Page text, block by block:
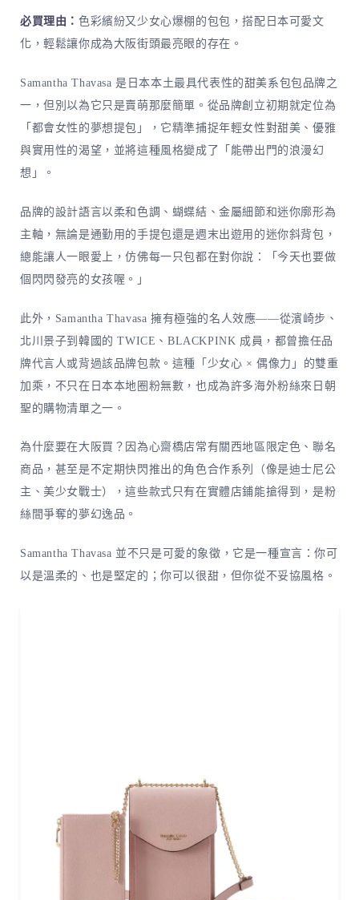
必買理由： 色彩繽紛又少女心爆棚的包包，搭配日本可愛文
化，輕鬆讓你成為大阪街頭最亮眼的存在。
Samantha Thavasa 是日本本土最具代表性的甜美系包包品牌之
一，但別以為它只是賣萌那麼簡單。從品牌創立初期就定位為
「都會女性的夢想提包」，它精準捕捉年輕女性對甜美、優雅
與實用性的渴望，並將這種風格變成了「能帶出門的浪漫幻
想」。
品牌的設計語言以柔和色調、蝴蝶結、金屬細節和迷你廓形為
主軸，無論是通勤用的手提包還是週末出遊用的迷你斜背包，
總能讓人一眼愛上，仿佛每一只包都在對你說：「今天也要做
個閃閃發亮的女孩喔。」
此外，Samantha Thavasa 擁有極強的名人效應——從濱崎步、
北川景子到韓國的 TWICE、BLACKPINK 成員，都曾擔任品
牌代言人或背過該品牌包款。這種「少女心 × 偶像力」的雙重
加乘，不只在日本本地圈粉無數，也成為許多海外粉絲來日朝
聖的購物清單之一。
為什麼要在大阪買？因為心齋橋店常有關西地區限定色、聯名
商品，甚至是不定期快閃推出的角色合作系列（像是迪士尼公
主、美少女戰士），這些款式只有在實體店鋪能搶得到，是粉
絲間爭奪的夢幻逸品。
Samantha Thavasa 並不只是可愛的象徵，它是一種宣言：你可
以是溫柔的、也是堅定的；你可以很甜，但你從不妥協風格。